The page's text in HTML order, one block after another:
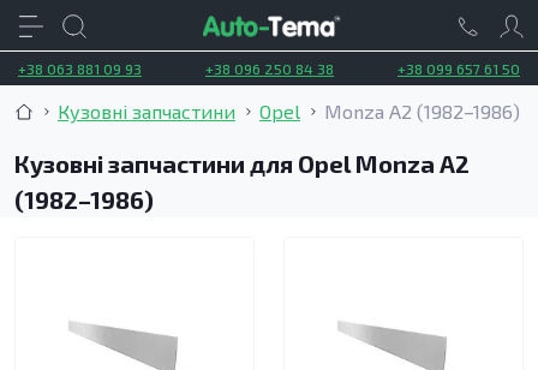
+38 063 881 09 93 +38 096 250 84 38 +38 099 657 61 50
Кузовні запчастини Opel Monza A2 (1982–1986)
Кузовні запчастини для Opel Monza A2
(1982–1986)